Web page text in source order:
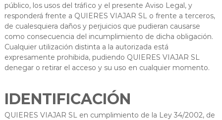
público, los usos del tráfico y el presente Aviso Legal, y
responderá frente a QUIERES VIAJAR SL o frente a terceros,
de cualesquiera daños y perjuicios que pudieran causarse
como consecuencia del incumplimiento de dicha obligación.
Cualquier utilización distinta a la autorizada está
expresamente prohibida, pudiendo QUIERES VIAJAR SL
denegar o retirar el acceso y su uso en cualquier momento.
IDENTIFICACIÓN
QUIERES VIAJAR SL en cumplimiento de la Ley 34/2002, de